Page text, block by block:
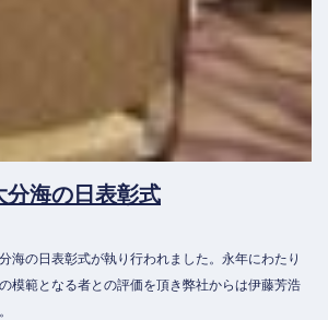
海の日表彰式
海の日表彰式が執り行われました。永年にわたり
模範となる者との評価を頂き弊社からは伊藤芳浩